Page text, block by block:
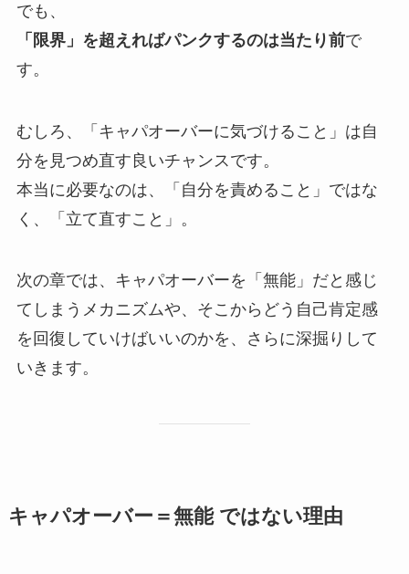
でも、
「限界」を超えればパンクするのは当たり前で
す。
むしろ、「キャパオーバーに気づけること」は自
分を見つめ直す良いチャンスです。
本当に必要なのは、「自分を責めること」ではな
く、「立て直すこと」。
次の章では、キャパオーバーを「無能」だと感じ
てしまうメカニズムや、そこからどう自己肯定感
を回復していけばいいのかを、さらに深掘りして
いきます。
キャパオーバー＝無能 ではない理由